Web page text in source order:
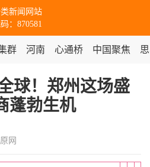
新闻网站
：870581
群 河南 心通桥 中国聚焦
球！郑州这场盛
蓬勃生机
网